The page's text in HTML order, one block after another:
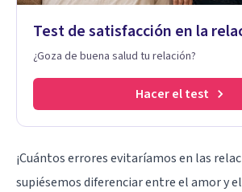
Test de satisfacción en la
¿Goza de buena salud tu relación?
Hacer el test
¡Cuántos errores evitaríamos en las
supiésemos diferenciar entre el amor y